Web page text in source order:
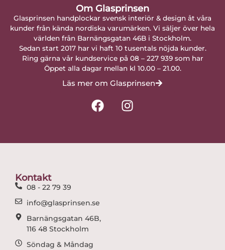
Om Glasprinsen
Glasprinsen handplockar svensk interiör & design åt våra
kunder från kända nordiska varumärken. Vi säljer över hela
världen från Barnängsgatan 46B i Stockholm.
Sedan start 2017 har vi haft 10 tusentals nöjda kunder.
Ring gärna vår kundservice på 08 – 227 939 som har
Öppet alla dagar mellan kl 10.00 – 21.00.
Läs mer om Glasprinsen
F
a
I
n
Kontakt
08 - 22 79 39
info@glasprinsen.se
Barnängsgatan 46B,
116 48 Stockholm
Söndag & Måndag